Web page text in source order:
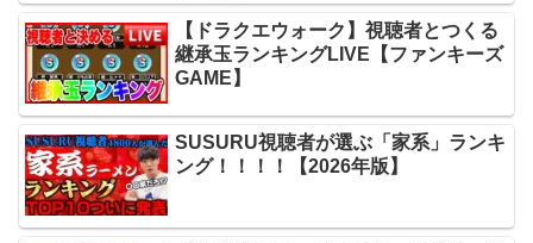
【ドラクエウォーク】視聴者とつくる
継承玉ランキングLIVE【ファンキーズ
GAME】
SUSURU視聴者が選ぶ「家系」ランキ
ング！！！！【2026年版】